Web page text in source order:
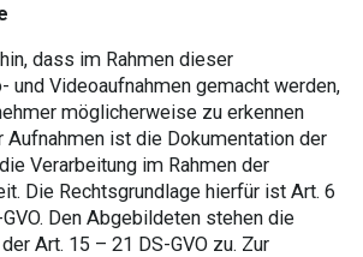
dass im Rahmen dieser
und Videoaufnahmen gemacht werden,
möglicherweise zu erkennen
Aufnahmen ist die Dokumentation der
Verarbeitung im Rahmen der
Die Rechtsgrundlage hierfür ist Art. 6
Den Abgebildeten stehen die
Art. 15 – 21 DS-GVO zu. Zur